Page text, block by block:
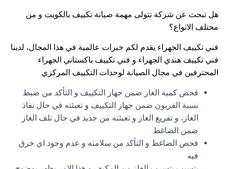
هل تبحث عن شركة تتولى مهمة صيانة تكييف بالكويت و من
مختلف الانواع؟
فني تكييف الجهراء يقدم لكم خبرات عالمية في هذا المجال، لدينا
فني تكييف هندي الجهراء و فني تكييف باكستاني الجهراء
المحترفين في مجال الصيانة لوحدات التكييف المركزي.
فحص كمية الغاز ضمن جهاز التكييف و التأكد من ضبط
نسبة الفريون ضمن جهاز التكييف و تعبئته في حال نفاذ
الغاز، و تفريغ الغاز و تعبئته من جديد في حال تلف الغاز
ضمن الضاغط.
فحص الضاغط و التأكد من سلامته و عدم وجود اي خرق
فيه